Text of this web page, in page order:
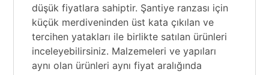
düşük fiyatlara sahiptir. Şantiye ranzası için
küçük merdiveninden üst kata çıkılan ve
tercihen yatakları ile birlikte satılan ürünleri
inceleyebilirsiniz. Malzemeleri ve yapıları
aynı olan ürünleri aynı fiyat aralığında